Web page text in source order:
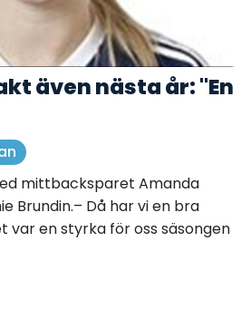
även nästa år: "En
mittbacksparet Amanda
Brundin.– Då har vi en bra
var en styrka för oss säsongen